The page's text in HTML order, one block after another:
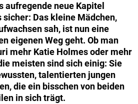
aufregende neue Kapitel
sicher: Das kleine Mädchen,
sah, ist nun eine
eigenen Weg geht. Ob man
mehr Katie Holmes oder mehr
meisten sind sich einig: Sie
talentierten jungen
die ein bisschen von beiden
in sich trägt.